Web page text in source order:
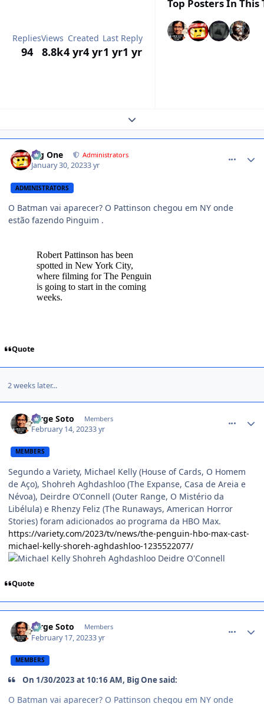
Replies
94
Views
8.8k
Created
4 yr4 yr
Last Reply
1 yr1 yr
Top Posters In This
Expand topic overview
Big One Administrators
January 30, 20233 yr
ADMINISTRATORS
O Batman vai aparecer? O Pattinson chegou em NY onde
estão fazendo Pinguim .
Quote
2 weeks later...
Jorge Soto Members
February 14, 20233 yr
MEMBERS
Segundo a Variety, Michael Kelly (House of Cards, O Homem
de Aço), Shohreh Aghdashloo (The Expanse, Casa de Areia e
Névoa), Deirdre O’Connell (Outer Range, O Mistério da
Libélula) e Rhenzy Feliz (The Runaways, American Horror
Stories) foram adicionados ao programa da HBO Max.
https://variety.com/2023/tv/news/the-penguin-hbo-max-cast-
michael-kelly-shoreh-aghdashloo-1235522077/
Quote
Jorge Soto Members
February 17, 20233 yr
MEMBERS
On 1/30/2023 at 10:16 AM, Big One said:
O Batman vai aparecer? O Pattinson chegou em NY onde